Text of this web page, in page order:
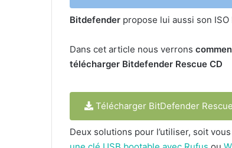
Bitdefender propose lui aussi son
Dans cet article nous verrons
télécharger Bitdefender Rescue CD
Télécharger BitDefender
Deux solutions pour l’utiliser, soit